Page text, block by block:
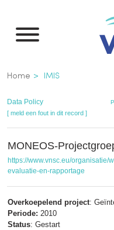
naar
inhoud
gaan
Kruimelpad
Home IMIS
Data Policy
[ meld een fout in dit record ]
MONEOS-
https://www.vnsc.eu/
evaluatie-en-rapportage
Overkoepelend project:
Periode: 2010
Status: Gestart